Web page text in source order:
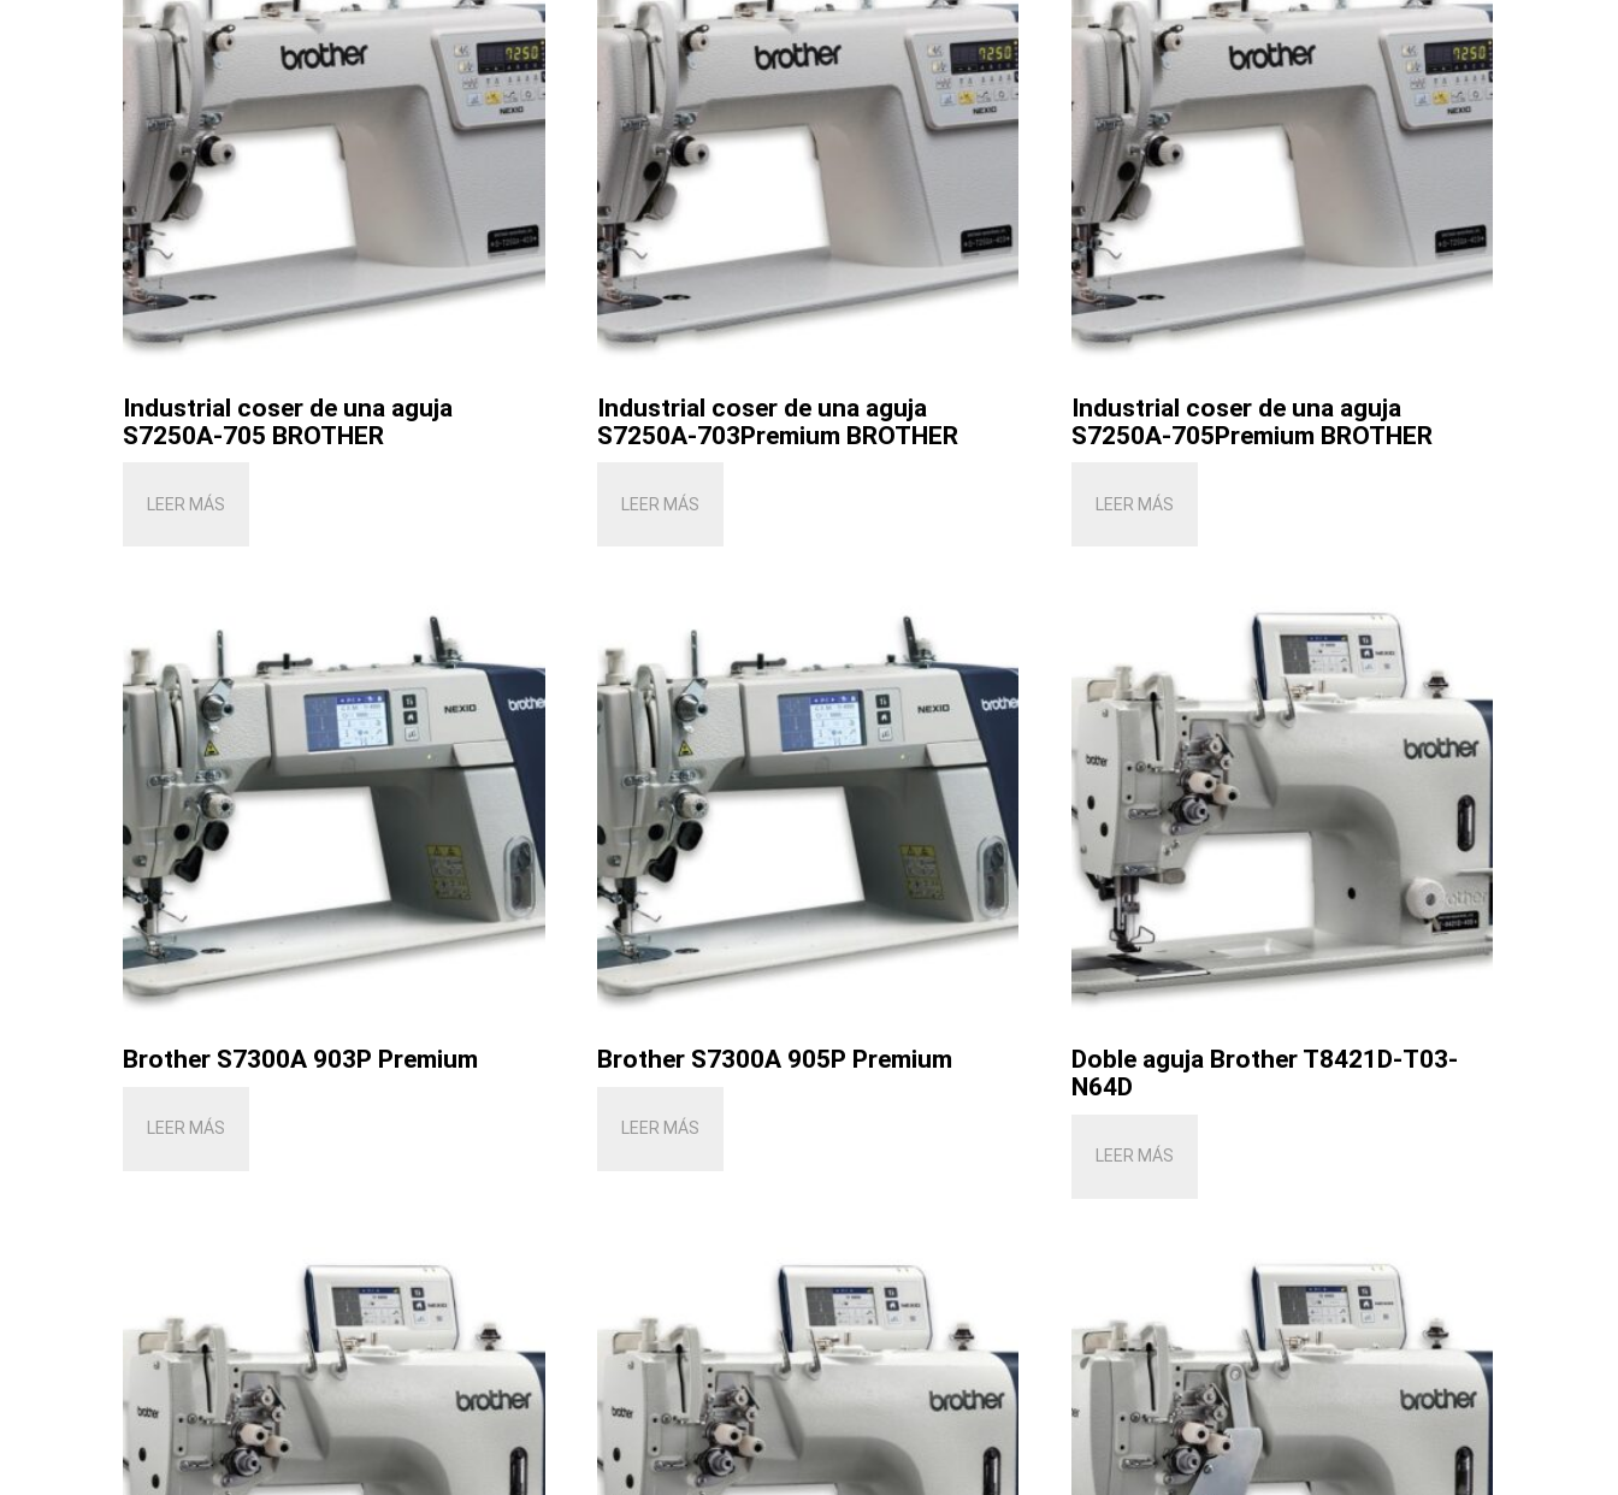
Industrial coser de una aguja
S7250A-705 BROTHER
LEER MÁS
Industrial coser de una aguja
S7250A-703Premium BROTHER
LEER MÁS
Industrial coser de una aguja
S7250A-705Premium BROTHER
LEER MÁS
Brother S7300A 903P Premium
LEER MÁS
Brother S7300A 905P Premium
LEER MÁS
Doble aguja Brother T8421D-T03-
N64D
LEER MÁS